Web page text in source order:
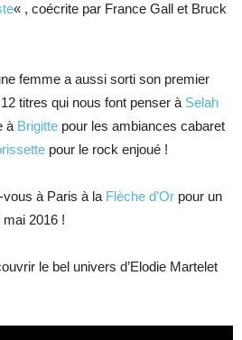
« , coécrite par France Gall et Bruck
femme a aussi sorti son premier
titres qui nous font penser à Selah
à Brigitte pour les ambiances cabaret
pour le rock enjoué !
à Paris à la Flèche d’Or pour un
2016 !
le bel univers d’Elodie Martelet